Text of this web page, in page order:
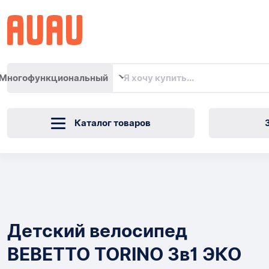
Каталог товаров
TORINO
3в1
Детский велосипед
BEBETTO TORINO 3в1 ЭКО